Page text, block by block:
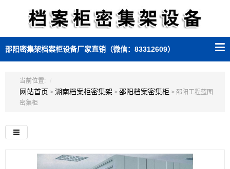
邵阳密集架档案柜设备厂家直销（微信：83312609）
当前位置:
网站首页 > 湖南档案柜密集架 > 邵阳档案密集柜 > 邵阳工程蓝图
密集柜